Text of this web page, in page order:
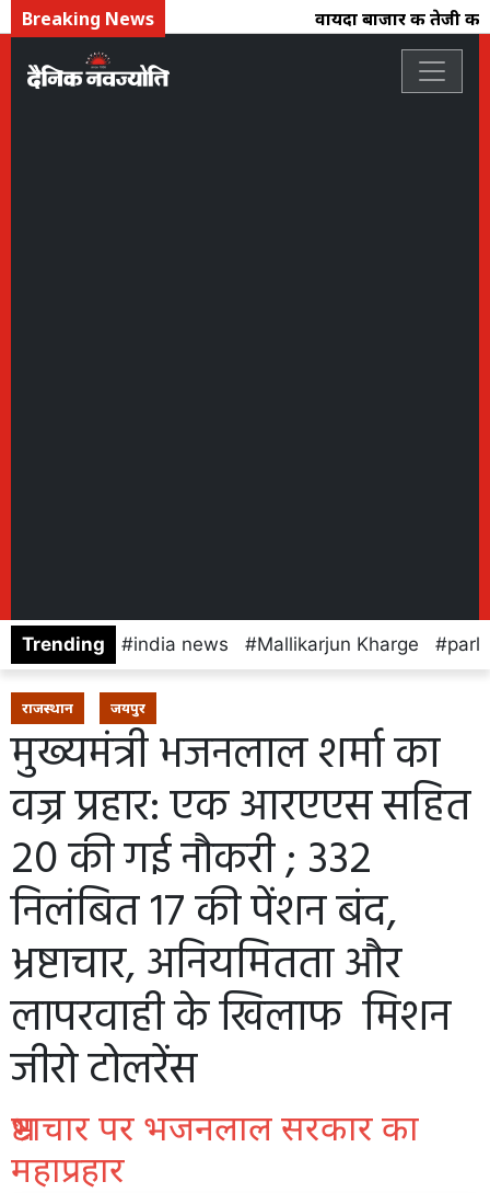
Breaking News वायदा बाजार की तेजी
Trending india news Mallikarjun Kharge
राजस्थान जयपुर
मुख्यमंत्री भजनलाल शर्मा का
वज्र प्रहार: एक आरएएस सहित
20 की गई नौकरी ; 332
निलंबित 17 की पेंशन बंद,
भ्रष्टाचार, अनियमितता और
लापरवाही के खिलाफ मिशन
जीरो टोलरेंस
भ्रष्टाचार पर भजनलाल सरकार का
महाप्रहार